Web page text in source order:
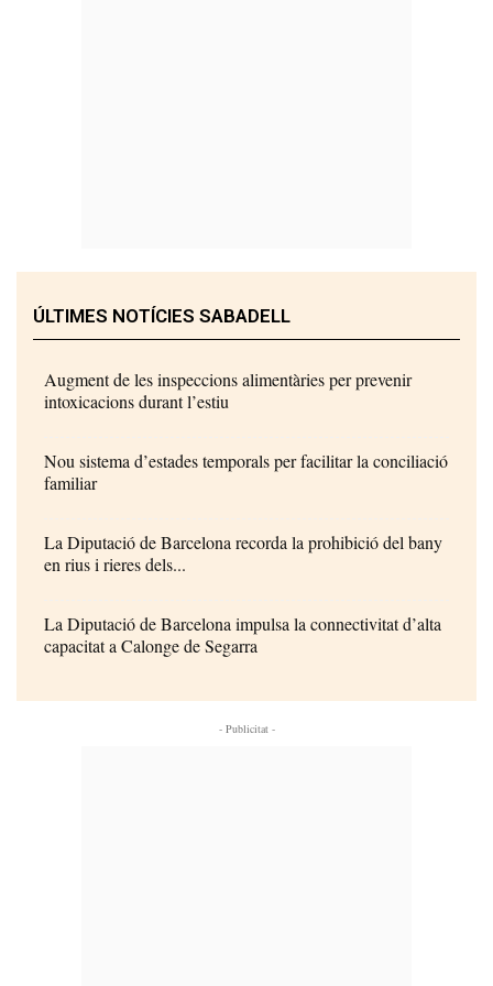
ÚLTIMES NOTÍCIES SABADELL
Augment de les inspeccions alimentàries per prevenir
intoxicacions durant l’estiu
Nou sistema d’estades temporals per facilitar la conciliació
familiar
La Diputació de Barcelona recorda la prohibició del bany
en rius i rieres dels...
La Diputació de Barcelona impulsa la connectivitat d’alta
capacitat a Calonge de Segarra
- Publicitat -